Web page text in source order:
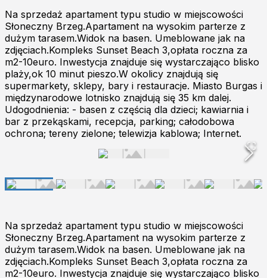
Na sprzedaż apartament typu studio w miejscowości
Słoneczny Brzeg.Apartament na wysokim parterze z
dużym tarasem.Widok na basen. Umeblowane jak na
zdjęciach.Kompleks Sunset Beach 3,opłata roczna za
m2-10euro. Inwestycja znajduje się wystarczająco blisko
plaży,ok 10 minut pieszo.W okolicy znajdują się
supermarkety, sklepy, bary i restauracje. Miasto Burgas i
międzynarodowe lotnisko znajdują się 35 km dalej.
Udogodnienia: - basen z częścią dla dzieci; kawiarnia i
bar z przekąskami, recepcja, parking; całodobowa
ochrona; tereny zielone; telewizja kablowa; Internet.
Na sprzedaż apartament typu studio w miejscowości
Słoneczny Brzeg.Apartament na wysokim parterze z
dużym tarasem.Widok na basen. Umeblowane jak na
zdjęciach.Kompleks Sunset Beach 3,opłata roczna za
m2-10euro. Inwestycja znajduje się wystarczająco blisko